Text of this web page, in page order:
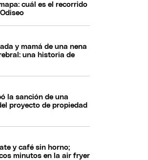
cuál es el recorrido
y mamá de una nena
una historia de
la sanción de una
proyecto de propiedad
y café sin horno;
minutos en la air fryer